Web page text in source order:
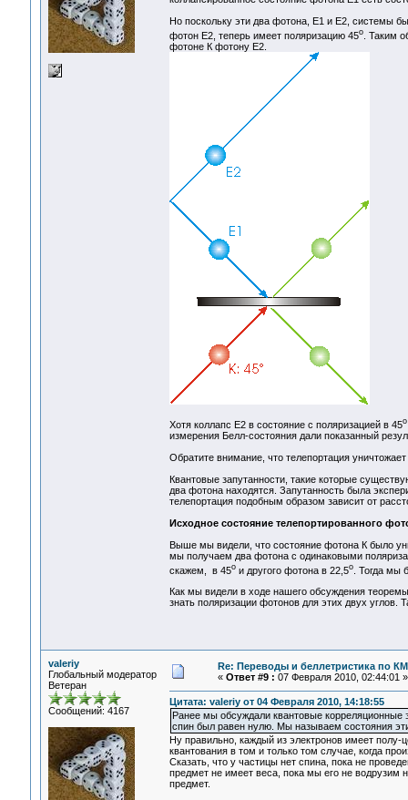
Но поскольку эти два фотона, E1 и E2, системы
фотон E2, теперь имеет поляризацию 45o. Таким
фотоне К фотону E2.
Хотя коллапс Е2 в состояние с поляризацией в 45o
измерения Белл-состояния дали показанный
Обратите внимание, что телепортация
Квантовые запутанности, такие которые
два фотона находятся. Запутанность была
телепортация подобным образом зависит от
Исходное состояние телепортированного
Выше мы видели, что состояние фотона К было
мы получаем два фотона с одинаковыми
скажем, в 45oи другого фотона в 22,5o. Тогда мы
Как мы видели в ходе нашего обсуждения
знать поляризации фотонов для этих двух углов.
valeriy
Глобальный модератор
Ветеран
Сообщений: 4167
Re: Переводы и беллетристика по КМ
« Ответ #9 : 07 Февраля 2010, 02:44:01 »
Цитата: valeriy от 04 Февраля 2010, 14:18:55
Ранее мы обсуждали квантовые
спин был равен нулю. Мы называем состояния
Ну правильно, каждый из электронов имеет полу-
квантования в том и только том случае, когда
Сказать, что у частицы нет спина, пока не
предмет не имеет веса, пока мы его не водрузим
предмет.